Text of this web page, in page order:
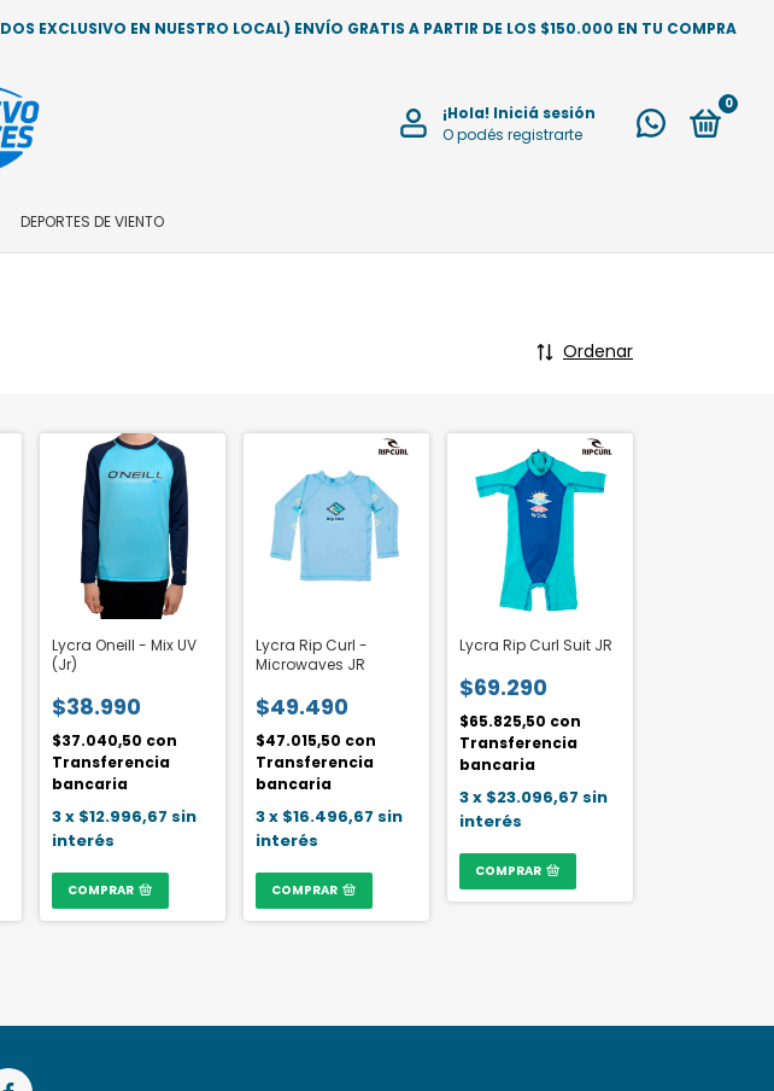
EXCLUSIVO EN NUESTRO LOCAL) ENVÍO GRATIS A PARTIR DE LOS $150.000 EN TU COMPRA
¡Hola! Iniciá sesión
O podés registrarte
0
DEPORTES DE VIENTO
Ordenar
Lycra Oneill - Mix UV
(Jr)
$38.990
$37.040,50 con
Transferencia
bancaria
3x $12.996,67 sin
interés
COMPRAR
Lycra Rip Curl -
Microwaves JR
$49.490
$47.015,50 con
Transferencia
bancaria
3x $16.496,67 sin
interés
COMPRAR
Lycra Rip Curl Suit JR
$69.290
$65.825,50 con
Transferencia
bancaria
3x $23.096,67 sin
interés
COMPRAR